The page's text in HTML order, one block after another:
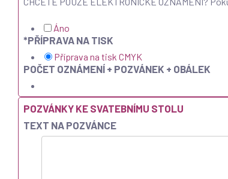
Áno
*PŘÍPRAVA NA TISK
Příprava na tisk CMYK
POČET OZNÁMENÍ + POZVÁNEK + OBÁLEK
POZVÁNKY KE SVATEBNÍMU STOLU
TEXT NA POZVÁNCE